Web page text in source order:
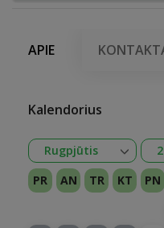
APIE
Kalendorius
Rugpjūtis
Sausis
Vasaris
Kovas
Balandis
Gegužė
Birželis
Liepa
Rugpjūtis
Rugsėjis
Spalis
Lapkritis
Gruodis
Atidaryti
PR AN TR KT PN